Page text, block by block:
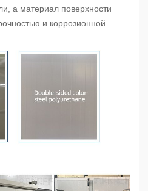
а материал поверхности
и коррозионной